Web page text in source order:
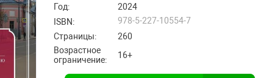
Год:
2024
ISBN:
978-5-227-10554-7
Страницы:
260
Возрастное
ограничение:
16+